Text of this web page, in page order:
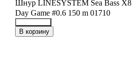
Шнур LINESYSTEM Sea Bass X8
Day Game #0.6 150 m 01710
19839682
В корзину